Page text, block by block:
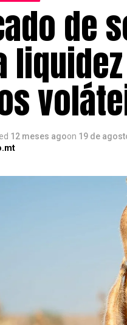
de
12 meses agoon 19 de